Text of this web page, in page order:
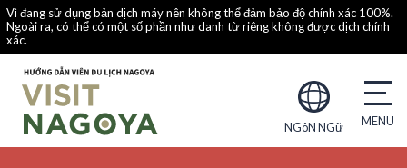
Vì đang sử dụng bản dịch máy nên không thể đảm bảo độ chính xác 100%.
Ngoài ra, có thể có một số phần như danh từ riêng không được dịch chính
xác.
NGôN NGữ